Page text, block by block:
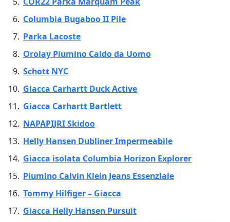
Columbia Bugaboo II Pile
Parka Lacoste
Orolay Piumino Caldo da Uomo
Schott NYC
Giacca Carhartt Duck Active
Giacca Carhartt Bartlett
NAPAPIJRI Skidoo
Helly Hansen Dubliner Impermeabile
Giacca isolata Columbia Horizon Explorer
Piumino Calvin Klein Jeans Essenziale
Tommy Hilfiger – Giacca
Giacca Helly Hansen Pursuit